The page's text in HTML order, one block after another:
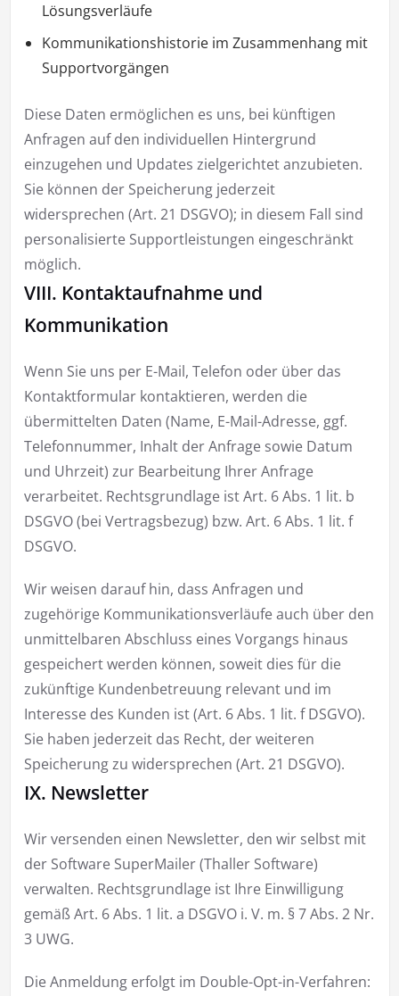
Lösungsverläufe
Kommunikationshistorie im Zusammenhang mit
Supportvorgängen
Diese Daten ermöglichen es uns, bei künftigen
Anfragen auf den individuellen Hintergrund
einzugehen und Updates zielgerichtet anzubieten.
Sie können der Speicherung jederzeit
widersprechen (Art. 21 DSGVO); in diesem Fall sind
personalisierte Supportleistungen eingeschränkt
möglich.
VIII. Kontaktaufnahme und
Kommunikation
Wenn Sie uns per E-Mail, Telefon oder über das
Kontaktformular kontaktieren, werden die
übermittelten Daten (Name, E-Mail-Adresse, ggf.
Telefonnummer, Inhalt der Anfrage sowie Datum
und Uhrzeit) zur Bearbeitung Ihrer Anfrage
verarbeitet. Rechtsgrundlage ist Art. 6 Abs. 1 lit. b
DSGVO (bei Vertragsbezug) bzw. Art. 6 Abs. 1 lit. f
DSGVO.
Wir weisen darauf hin, dass Anfragen und
zugehörige Kommunikationsverläufe auch über den
unmittelbaren Abschluss eines Vorgangs hinaus
gespeichert werden können, soweit dies für die
zukünftige Kundenbetreuung relevant und im
Interesse des Kunden ist (Art. 6 Abs. 1 lit. f DSGVO).
Sie haben jederzeit das Recht, der weiteren
Speicherung zu widersprechen (Art. 21 DSGVO).
IX. Newsletter
Wir versenden einen Newsletter, den wir selbst mit
der Software SuperMailer (Thaller Software)
verwalten. Rechtsgrundlage ist Ihre Einwilligung
gemäß Art. 6 Abs. 1 lit. a DSGVO i. V. m. § 7 Abs. 2 Nr.
3 UWG.
Die Anmeldung erfolgt im Double-Opt-in-Verfahren: